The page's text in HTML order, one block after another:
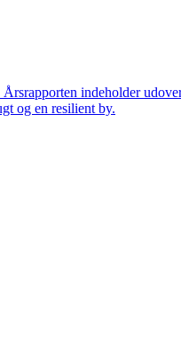
indeholder
og en resilient by.